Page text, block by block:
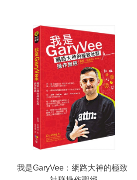
我是GaryVee：網路大神的極致